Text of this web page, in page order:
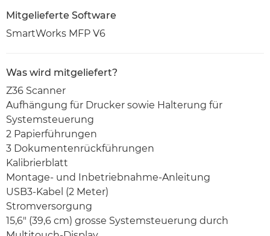
Mitgelieferte Software
SmartWorks MFP V6
Was wird mitgeliefert?
Z36 Scanner
Aufhängung für Drucker sowie Halterung für
Systemsteuerung
2 Papierführungen
3 Dokumentenrückführungen
Kalibrierblatt
Montage- und Inbetriebnahme-Anleitung
USB3-Kabel (2 Meter)
Stromversorgung
15,6" (39,6 cm) grosse Systemsteuerung durch